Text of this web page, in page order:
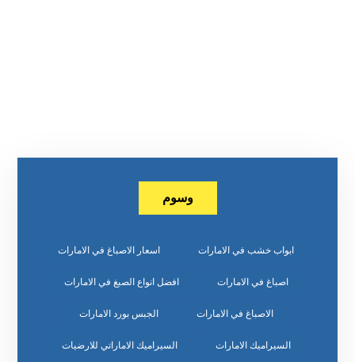
وسوم
ابواب خشب في الامارات اسعار الاصباغ في الامارات
اصباغ في الامارات افضل انواع الصبغ في الامارات
الاصباغ في الامارات الجبس بورد الامارات
السيراميك الامارات السيراميك الاماراتي للارضيات